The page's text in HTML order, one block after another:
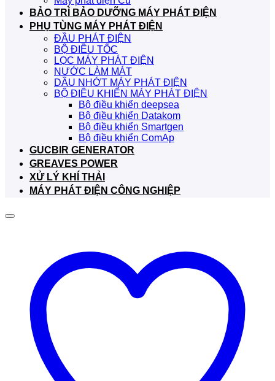
BẢO TRÌ BẢO DƯỠNG MÁY PHÁT ĐIỆN
PHỤ TÙNG MÁY PHÁT ĐIỆN
ĐẦU PHÁT ĐIỆN
BỘ ĐIỀU TỐC
LỌC MÁY PHÁT ĐIỆN
NƯỚC LÀM MÁT
DẦU NHỚT MÁY PHÁT ĐIỆN
BỘ ĐIỀU KHIỂN MÁY PHÁT ĐIỆN
Bộ điều khiển deepsea
Bộ điều khiển Datakom
Bộ điều khiển Smartgen
Bộ điều khiển ComAp
GUCBIR GENERATOR
GREAVES POWER
XỬ LÝ KHÍ THẢI
MÁY PHÁT ĐIỆN CÔNG NGHIỆP